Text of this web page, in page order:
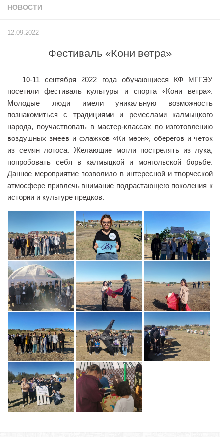
Учёный совет
Контакты РГУ СоцТех
Абитуриенту
Рейтинговые списки
Рекомендованные к зачислению
Приказы о зачислении
Студенту
Личный кабинет
Расписание учебных занятий студентов на 2-ое
полугодие
Коллективные творческие дела
Библиотека
Студенческий совет
Студенческое научное общество
Социальная поддержка студентов
Центр содействия трудоустройству выпускников
Электронное обучение и дистанционные
образовательные технологии
Демонстрационный экзамен
Родителям
Образовательный кредит
Памятка обучающимся
НОВОСТИ
12.09.2022
Фестиваль «Кони ветра»
10-11 сентября 2022 года обучающиеся КФ МГГЭУ
посетили фестиваль культуры и спорта «Кони ветра».
Молодые люди имели уникальную возможность
познакомиться с традициями и ремеслами калмыцкого
народа, поучаствовать в мастер-классах по изготовлению
воздушных змеев и флажков «Ки мөрн», оберегов и четок
из семян лотоса. Желающие могли пострелять из лука,
попробовать себя в калмыцкой и монгольской борьбе.
Данное мероприятие позволило в интересной и творческой
атмосфере привлечь внимание подрастающего поколения к
истории и культуре предков.